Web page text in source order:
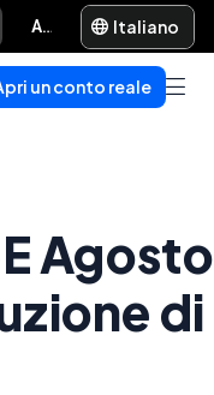
Aiuto e supporto Italiano
un conto reale
Agosto
di